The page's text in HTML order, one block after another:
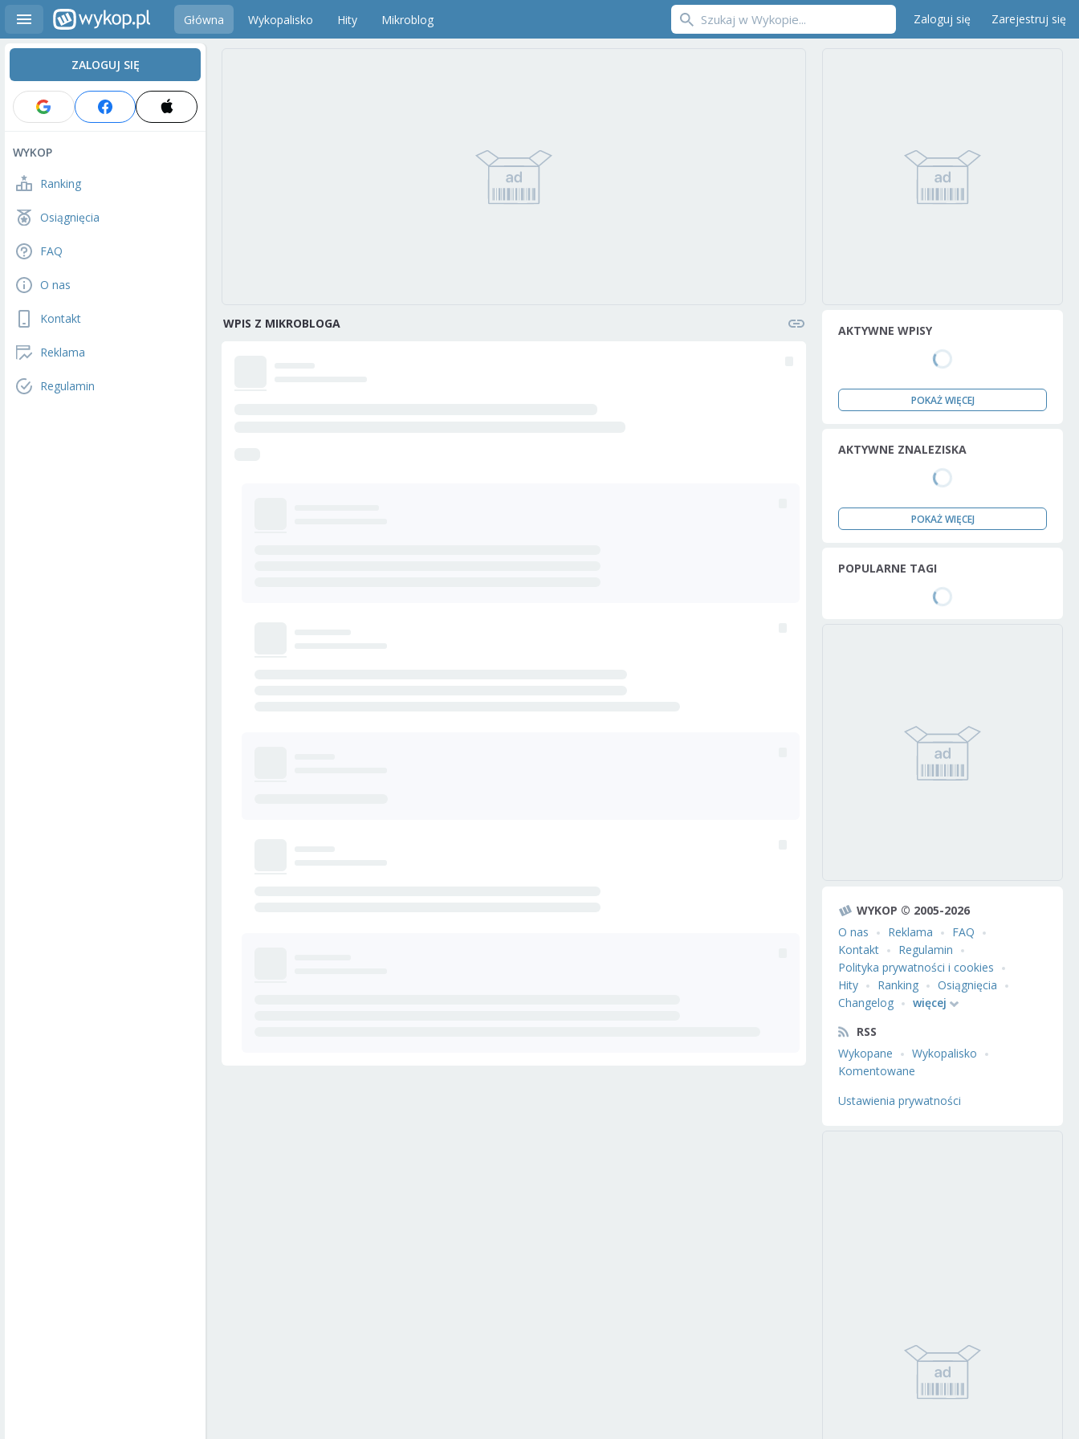
Główna Wykopalisko Hity Mikroblog Zaloguj się Zarejestruj się
ZALOGUJ SIĘ
WYKOP
Ranking
Osiągnięcia
FAQ
O nas
Kontakt
Reklama
Regulamin
WPIS Z MIKROBLOGA AKTYWNE WPISY
POKAŻ WIĘCEJ
AKTYWNE ZNALEZISKA
POKAŻ WIĘCEJ
POPULARNE TAGI
WYKOP © 2005-2026
O nas
Reklama
FAQ
Kontakt
Regulamin
Polityka prywatności i cookies
Hity
Ranking
Osiągnięcia
Changelog
więcej
RSS
Wykopane
Wykopalisko
Komentowane
Ustawienia prywatności